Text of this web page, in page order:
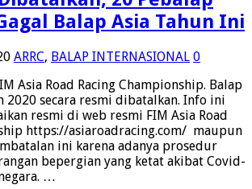
Balap Asia Tahun Ini
ARRC, BALAP INTERNASIONAL 0
Asia Road Racing Championship. Balap
2020 secara resmi dibatalkan. Info ini
resmi di web resmi FIM Asia Road
https://asiaroadracing.com/ maupun
ini karena adanya prosedur
bepergian yang ketat akibat Covid-
…